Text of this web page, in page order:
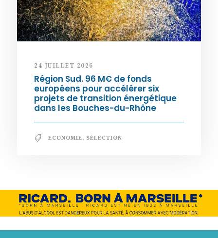
24 JUILLET 2026
Région Sud. 96 M€ de fonds
européens pour accélérer six
projets de transition énergétique
dans les Bouches-du-Rhône
ECONOMIE, SÉLECTION